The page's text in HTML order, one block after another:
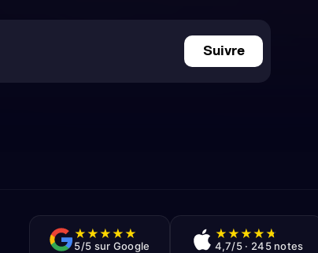
Suivre
★★★★★
5/5 sur Google
★★★★★
4,7/5 · 245 notes